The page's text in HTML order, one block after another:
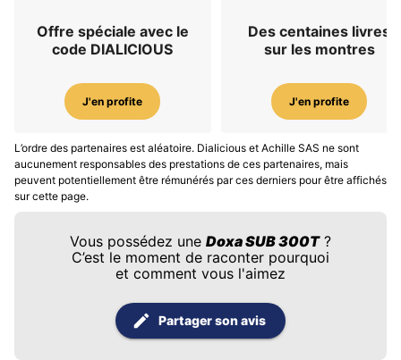
Offre spéciale avec le
code DIALICIOUS
J'en profite
Des centaines livres
sur les montres
J'en profite
L’ordre des partenaires est aléatoire. Dialicious et Achille SAS ne sont
aucunement responsables des prestations de ces partenaires, mais
peuvent potentiellement être rémunérés par ces derniers pour être affichés
sur cette page.
Vous possédez une Doxa SUB 300T?
C’est le moment de raconter pourquoi
et comment vous l'aimez
Partager son avis